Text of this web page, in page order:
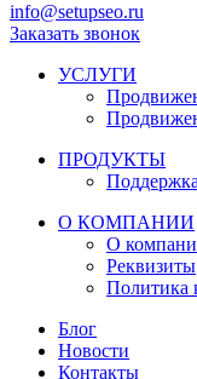
info@setupseo.ru
Заказать звонок
УСЛУГИ
ПРОДУКТЫ
О КОМПАНИИ
О
Реквизиты
Политика
Блог
Новости
Контакты